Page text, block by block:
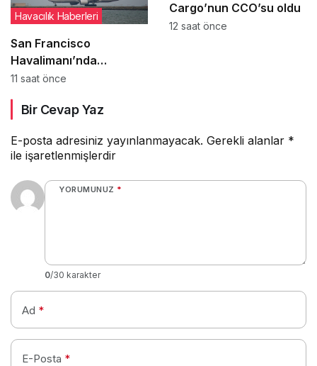
San Francisco
Havalimanı’nda
uçakların paralel
Ağustos’ta yeniden
Havacılık Haberleri
11 saat önce
Cargo’nun CCO’su oldu
12 saat önce
Bir Cevap Yaz
E-posta adresiniz yayınlanmayacak. Gerekli alanlar *
ile işaretlenmişlerdir
YORUMUNUZ *
0/30 karakter
Ad *
E-Posta *